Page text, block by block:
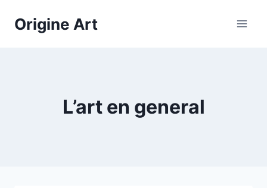
Origine Art
L’art en general